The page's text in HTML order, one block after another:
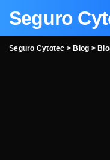
Seguro
Seguro Cytotec > Blog >